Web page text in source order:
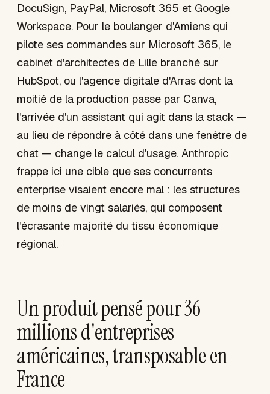
DocuSign, PayPal, Microsoft 365 et Google
Workspace. Pour le boulanger d'Amiens qui
pilote ses commandes sur Microsoft 365, le
cabinet d'architectes de Lille branché sur
HubSpot, ou l'agence digitale d'Arras dont la
moitié de la production passe par Canva,
l'arrivée d'un assistant qui agit dans la stack —
au lieu de répondre à côté dans une fenêtre de
chat — change le calcul d'usage. Anthropic
frappe ici une cible que ses concurrents
enterprise visaient encore mal : les structures
de moins de vingt salariés, qui composent
l'écrasante majorité du tissu économique
régional.
Un produit pensé pour 36
millions d'entreprises
américaines, transposable en
France